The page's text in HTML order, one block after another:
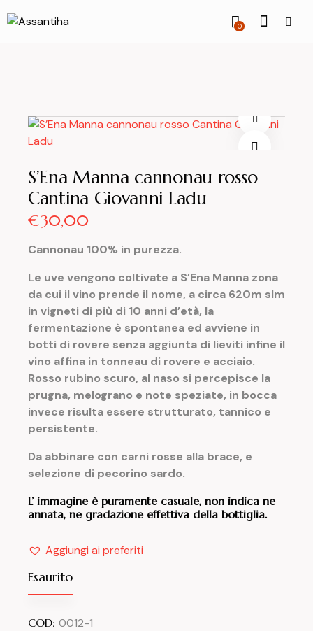
0
S’Ena Manna cannonau rosso
Cantina Giovanni Ladu
€30,00
Cannonau 100% in purezza.
Le uve vengono coltivate a S’Ena Manna zona
da cui il vino prende il nome, a circa 620m slm
in vigneti di più di 10 anni d’età, la
fermentazione è spontanea ed avviene in
botti di rovere senza aggiunta di lieviti infine il
vino affina in tonneau di rovere e acciaio.
Rosso rubino scuro, al naso si percepisce la
prugna, melograno e note speziate, in bocca
invece risulta essere strutturato, tannico e
persistente.
Da abbinare con carni rosse alla brace, e
selezione di pecorino sardo.
L’ immagine è puramente casuale, non indica ne
annata, ne gradazione effettiva della bottiglia.
Aggiungi ai preferiti
Esaurito
COD: 0012-1